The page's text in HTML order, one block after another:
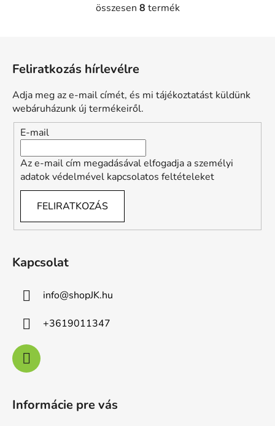
L
a
r
á
n
y
t
á
e
összesen 8 termék
Feliratkozás hírlevélre
Adja meg az e-mail címét, és mi tájékoztatást küldünk
webáruházunk új termékeiről.
E-mail
Az e-mail cím megadásával elfogadja a személyi
adatok védelmével kapcsolatos feltételeket
FELIRATKOZÁS
Kapcsolat
info@shopJK.hu
+3619011347
Informácie pre vás